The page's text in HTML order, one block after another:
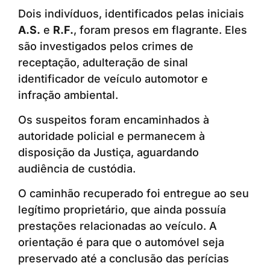
Dois indivíduos, identificados pelas iniciais
A.S. e R.F., foram presos em flagrante. Eles
são investigados pelos crimes de
receptação, adulteração de sinal
identificador de veículo automotor e
infração ambiental.
Os suspeitos foram encaminhados à
autoridade policial e permanecem à
disposição da Justiça, aguardando
audiência de custódia.
O caminhão recuperado foi entregue ao seu
legítimo proprietário, que ainda possuía
prestações relacionadas ao veículo. A
orientação é para que o automóvel seja
preservado até a conclusão das perícias